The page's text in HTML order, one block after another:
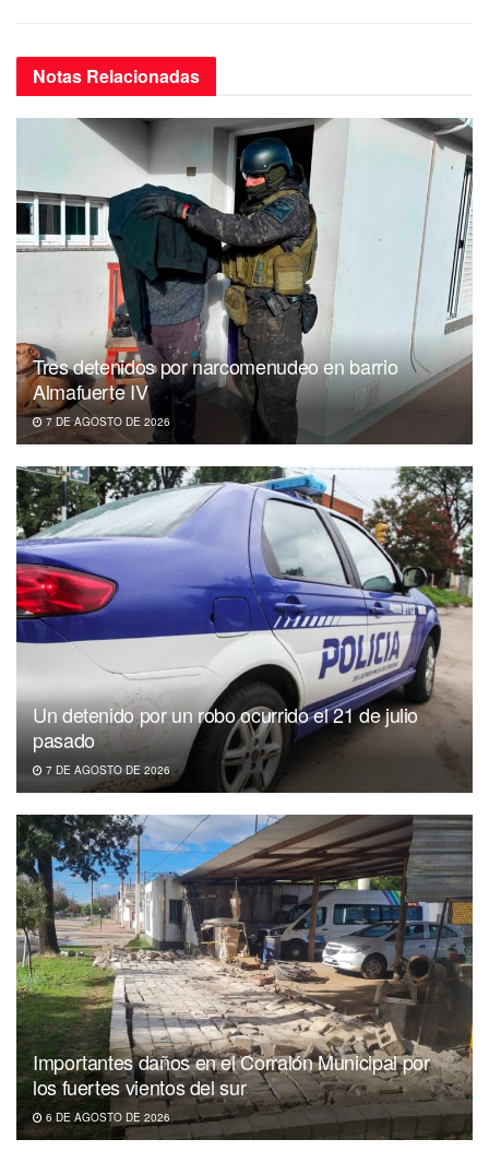
Notas Relacionadas
Tres detenidos por narcomenudeo en barrio
Almafuerte IV
7 DE AGOSTO DE 2026
Un detenido por un robo ocurrido el 21 de julio
pasado
7 DE AGOSTO DE 2026
Importantes daños en el Corralón Municipal por
los fuertes vientos del sur
6 DE AGOSTO DE 2026